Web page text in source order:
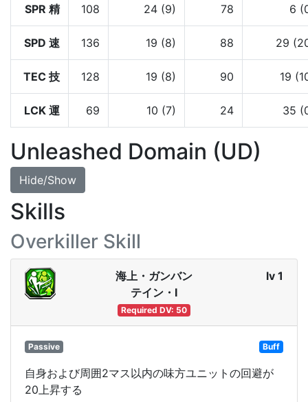
SPR 精 108 24 (9) 78 6
SPD 速 136 19 (8) 88 29
TEC 技 128 19 (8) 90 19
LCK 運 69 10 (7) 24 35
Unleashed Domain (UD)
Hide/Show
Skills
Overkiller Skill
海上・ガンバン
テイン・Ⅰ
Required DV: 50
lv 1
Passive Buff
自身および周囲2マス以内の味方ユニットの回避が
20上昇する